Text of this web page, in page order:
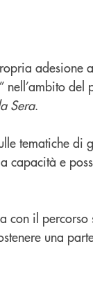
adesione
Sera.
tematiche di
capacità e
con il
una